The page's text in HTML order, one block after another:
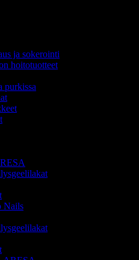
ja sokerointi
hoitotuotteet
purkissa
Nails